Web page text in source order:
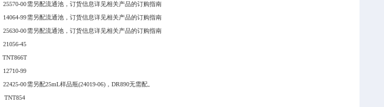
25570-00 需另配流通池，订货信息详见相关产品的订购指南
14064-99 需另配流通池，订货信息详见相关产品的订购指南
25630-00 需另配流通池，订货信息详见相关产品的订购指南
21056-45
TNT866T
12710-99
22425-00 需另配25mL样品瓶(24019-06)，DR890无需配。
TNT854